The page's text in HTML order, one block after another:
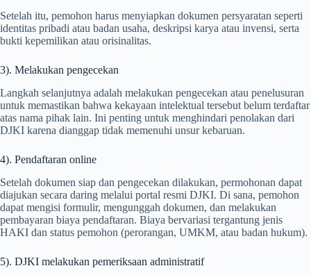
Setelah itu, pemohon harus menyiapkan dokumen persyaratan seperti
identitas pribadi atau badan usaha, deskripsi karya atau invensi, serta
bukti kepemilikan atau orisinalitas.
3). Melakukan pengecekan
Langkah selanjutnya adalah melakukan pengecekan atau penelusuran
untuk memastikan bahwa kekayaan intelektual tersebut belum terdaftar
atas nama pihak lain. Ini penting untuk menghindari penolakan dari
DJKI karena dianggap tidak memenuhi unsur kebaruan.
4). Pendaftaran online
Setelah dokumen siap dan pengecekan dilakukan, permohonan dapat
diajukan secara daring melalui portal resmi DJKI. Di sana, pemohon
dapat mengisi formulir, mengunggah dokumen, dan melakukan
pembayaran biaya pendaftaran. Biaya bervariasi tergantung jenis
HAKI dan status pemohon (perorangan, UMKM, atau badan hukum).
5). DJKI melakukan pemeriksaan administratif